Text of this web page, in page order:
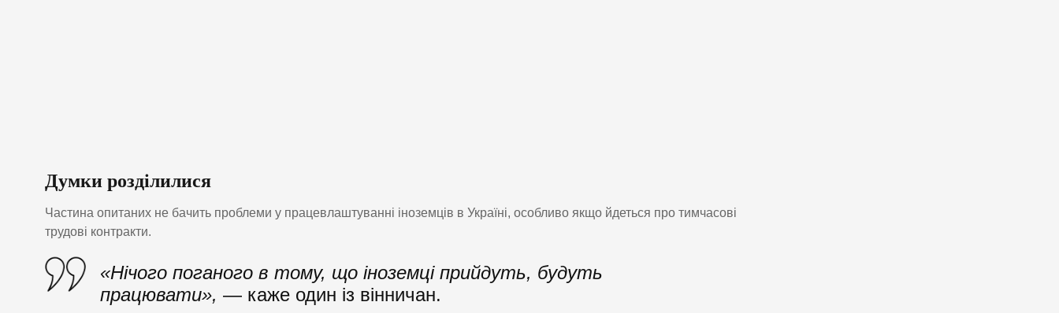
Думки розділилися
Частина опитаних не бачить проблеми у працевлаштуванні іноземців в Україні, особливо якщо йдеться про тимчасові
трудові контракти.
«Нічого поганого в тому, що іноземці прийдуть, будуть
працювати», — каже один із вінничан.